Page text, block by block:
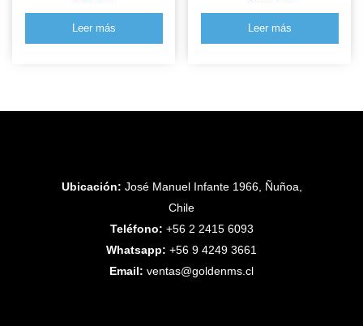
Leer más Leer más
Ubicación: José Manuel Infante 1966, Ñuñoa,
Chile
Teléfono: +56 2 2415 6093
Whatsapp: +56 9 4249 3661
Email: ventas@goldenms.cl